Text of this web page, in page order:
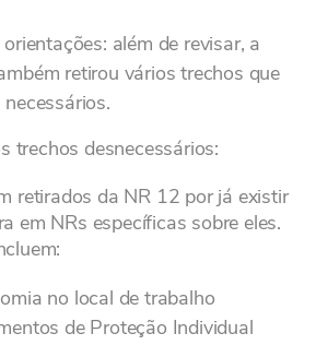
além de revisar, a
retirou vários trechos que
trechos desnecessários:
retirados da NR 12 por já existir
em NRs específicas sobre eles.
no local de trabalho
de Proteção Individual